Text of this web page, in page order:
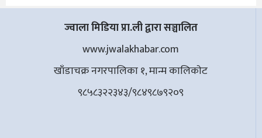
ज्वाला मिडिया प्रा.ली द्वारा सञ्चालित
www.jwalakhabar.com
खाँडाचक्र नगरपालिका १, मान्म कालिकाेट
९८५८३२२३४३/९८४९८७९२०९